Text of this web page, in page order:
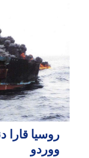
روسیا قارا
ووردو